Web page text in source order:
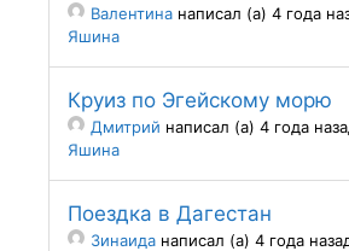
Валентина написал (а) 4 года
Яшина
Круиз по Эгейскому морю
Дмитрий написал (а) 4 года
Яшина
Поездка в Дагестан
Зинаида написал (а) 4 года